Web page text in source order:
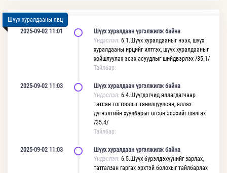
Шүүх хуралдааны явц
2025-09-02 11:01
Шүүх хуралдаан үргэлжилж байна
Үндэслэл: 6.1.Шүүх хуралдааныг нээх, шүүх
хуралдааны ирцийг илтгэх, шүүх хуралдааныг
хойшлуулах эсэх асуудлыг шийдвэрлэх /35.1/
Тайлбар:
2025-09-02 11:03
Шүүх хуралдаан үргэлжилж байна
Үндэслэл: 6.4.Шүүгдэгчид яллагдагчаар
татсан тогтоолыг танилцуулсан, яллах
дүгнэлтийн хуулбарыг өгсөн эсэхийг шалгах
/35.4/
Тайлбар:
2025-09-02 11:03
Шүүх хуралдаан үргэлжилж байна
Үндэслэл: 6.5.Шүүх бүрэлдэхүүнийг зарлах,
татгалзан гаргах эрхтэй болохыг тайлбарлах